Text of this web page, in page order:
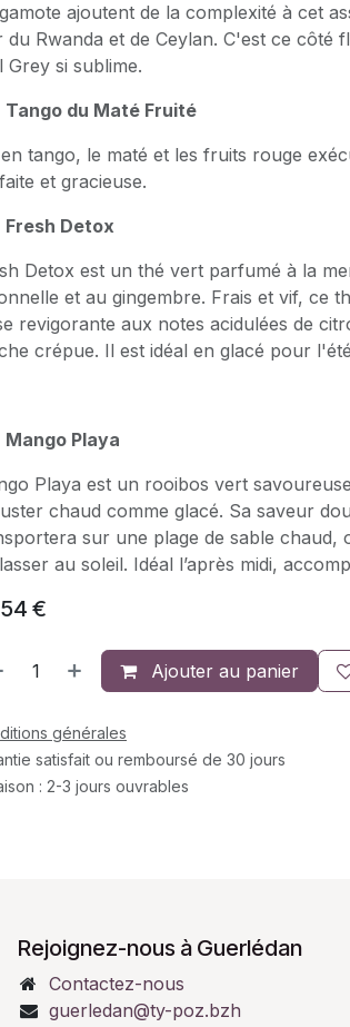
ajoutent de la complexité à cet
du Rwanda et de Ceylan. C'est ce côté
Grey si sublime.
Tango du Maté Fruité
tango, le maté et les fruits rouge
et gracieuse.
Fresh Detox
Detox est un thé vert parfumé à la
et au gingembre. Frais et vif, ce
revigorante aux notes acidulées de
crépue. Il est idéal en glacé pour
Mango Playa
Playa est un rooibos vert
chaud comme glacé. Sa saveur
sur une plage de sable chaud,
au soleil. Idéal l’après midi,
€
Ajouter au panier
générales
satisfait ou remboursé de 30 jours
: 2-3 jours ouvrables
Rejoignez-nous à Guerlédan
Contactez-nous
guerledan@ty-poz.bzh